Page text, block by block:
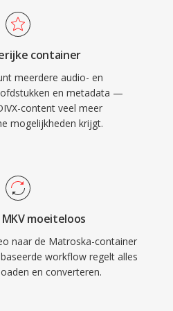
is die beschikbaar
garandeert dat elke
en schrijfbewerkingen
licentiekosten, wat
in
en
in te kapselen heeft
container gemaakt
archivering
container
meerdere audio- en
en metadata —
content veel meer
mogelijkheden krijgt.
MKV moeiteloos
naar de Matroska-container
workflow regelt alles
en converteren.